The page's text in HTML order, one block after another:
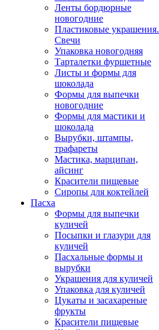
Ленты бордюрные
новогодние
Пластиковые украшения.
Свечи
Упаковка новогодняя
Тарталетки фуршетные
Листы и формы для
шоколада
Формы для выпечки
новогодние
Формы для мастики и
шоколада
Вырубки, штампы,
трафареты
Мастика, марципан,
айсинг
Красители пищевые
Сиропы для коктейлей
Пасха
Формы для выпечки
куличей
Посыпки и глазури для
куличей
Пасхальные формы и
вырубки
Украшения для куличей
Упаковка для куличей
Цукаты и засахареные
фрукты
Красители пищевые